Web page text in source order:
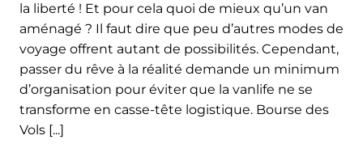
la liberté ! Et pour cela quoi de mieux qu’un van
aménagé ? Il faut dire que peu d’autres modes de
voyage offrent autant de possibilités. Cependant,
passer du rêve à la réalité demande un minimum
d’organisation pour éviter que la vanlife ne se
transforme en casse-tête logistique. Bourse des
Vols [...]